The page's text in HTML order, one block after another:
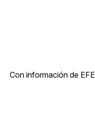
Con información de